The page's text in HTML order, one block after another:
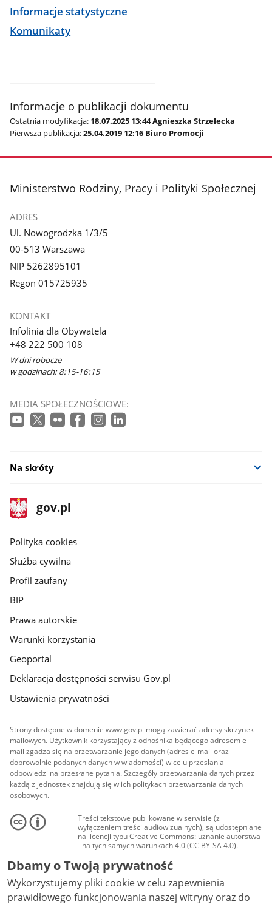
Informacje statystyczne
Komunikaty
Informacje o publikacji dokumentu
Ostatnia modyfikacja: 18.07.2025 13:44 Agnieszka Strzelecka
Pierwsza publikacja:25.04.2019 12:16 Biuro Promocji
stopka
Ministerstwo Rodziny, Pracy i Polityki Społecznej
ADRES
Ul. Nowogrodzka 1/3/5
00-513 Warszawa
NIP 5262895101
Regon 015725935
KONTAKT
Infolinia dla Obywatela
+48 222 500 108
W dni robocze
w godzinach: 8:15-16:15
MEDIA SPOŁECZNOŚCIOWE:
Na skróty
stopka
gov.pl
Strona
gov.pl
gov.pl
Polityka cookies
Służba cywilna
Profil zaufany
BIP
Prawa autorskie
Warunki korzystania
Geoportal
Deklaracja dostępności serwisu Gov.pl
Ustawienia prywatności
Strony dostępne w domenie www.gov.pl mogą zawierać adresy skrzynek
mailowych. Użytkownik korzystający z odnośnika będącego adresem e-
mail zgadza się na przetwarzanie jego danych (adres e-mail oraz
dobrowolnie podanych danych w wiadomości) w celu przesłania
odpowiedzi na przesłane pytania. Szczegóły przetwarzania danych przez
każdą z jednostek znajdują się w ich politykach przetwarzania danych
osobowych.
Treści tekstowe publikowane w serwisie (z
wyłączeniem treści audiowizualnych), są udostępniane
na licencji typu Creative Commons: uznanie autorstwa
- na tych samych warunkach 4.0 (CC BY-SA 4.0).
Materiały audiowizualne, w tym zdjęcia, materiały
audio i wideo, są udostępniane na licencji typu
Creative Commons: uznanie autorstwa użycie
niekomercyjne - bez utworów zależnych 4.0 (CC BY-
NC-ND 4.0), o ile nie jest to stwierdzone inaczej.
Dbamy o Twoją prywatność
Wykorzystujemy pliki cookie w celu zapewnienia
prawidłowego funkcjonowania naszej witryny oraz do